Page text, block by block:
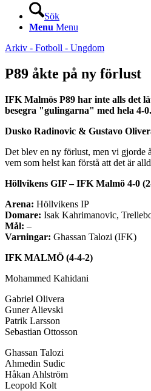
Sök
Menu Menu
Arkiv - Fotboll - Ungdom
P89 åkte på ny förlust
IFK Malmös P89 har inte alls det
besegra "gulingarna" med hela 4-0.
Dusko Radinovic & Gustavo
Det blev en ny förlust, men vi gjorde
vem som helst kan förstå att det är
Höllvikens GIF – IFK Malmö 4-0
Arena: Höllvikens IP
Domare: Isak Kahrimanovic,
Mål: –
Varningar: Ghassan Talozi (IFK)
IFK MALMÖ (4-4-2)
Mohammed Kahidani
Gabriel Olivera
Guner Alievski
Patrik Larsson
Sebastian Ottosson
Ghassan Talozi
Ahmedin Sudic
Håkan Ahlström
Leopold Kolt